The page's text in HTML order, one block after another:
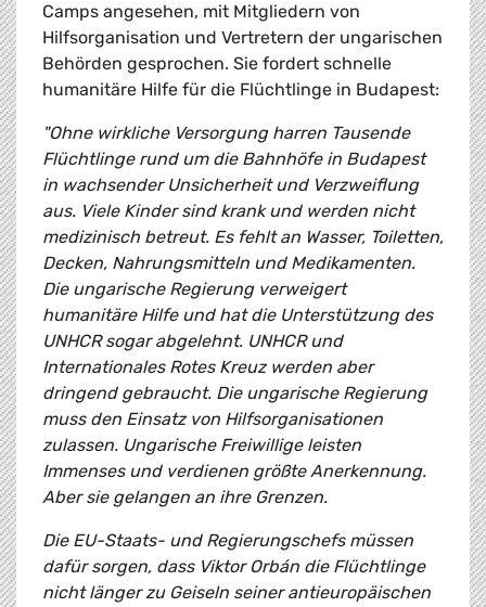
Camps angesehen, mit Mitgliedern von
Hilfsorganisation und Vertretern der ungarischen
Behörden gesprochen. Sie fordert schnelle
humanitäre Hilfe für die Flüchtlinge in Budapest:
"Ohne wirkliche Versorgung harren Tausende
Flüchtlinge rund um die Bahnhöfe in Budapest
in wachsender Unsicherheit und Verzweiflung
aus. Viele Kinder sind krank und werden nicht
medizinisch betreut. Es fehlt an Wasser, Toiletten,
Decken, Nahrungsmitteln und Medikamenten.
Die ungarische Regierung verweigert
humanitäre Hilfe und hat die Unterstützung des
UNHCR sogar abgelehnt. UNHCR und
Internationales Rotes Kreuz werden aber
dringend gebraucht. Die ungarische Regierung
muss den Einsatz von Hilfsorganisationen
zulassen. Ungarische Freiwillige leisten
Immenses und verdienen größte Anerkennung.
Aber sie gelangen an ihre Grenzen.
Die EU-Staats- und Regierungschefs müssen
dafür sorgen, dass Viktor Orbán die Flüchtlinge
nicht länger zu Geiseln seiner antieuropäischen